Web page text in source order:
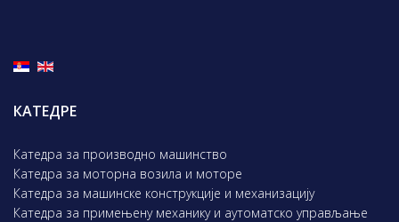
КАТЕДРЕ
Катедра за производно машинство
Катедра за моторна возила и моторе
Катедра за машинске конструкције и механизацију
Катедра за примењену механику и аутоматско управљање